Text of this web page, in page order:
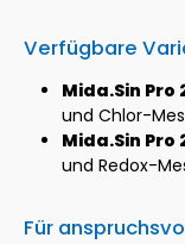
Verfügbare
Mida.Sin Pro
und Chlor-
Mida.Sin Pro
und Redox-
Für